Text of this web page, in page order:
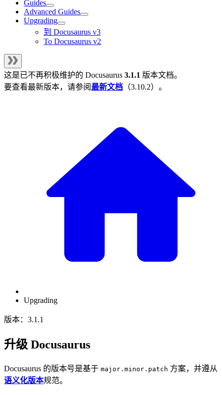
Guides
Advanced Guides
Upgrading
到 Docusaurus v3
To Docusaurus v2
这是已不再积极维护的 Docusaurus 3.1.1 版本文档。
要查看最新版本，请参阅最新文档 （3.10.2）。
Upgrading
版本：3.1.1
升级 Docusaurus
Docusaurus 的版本号是基于 major.minor.patch 方案，并遵从
语义化版本规范。